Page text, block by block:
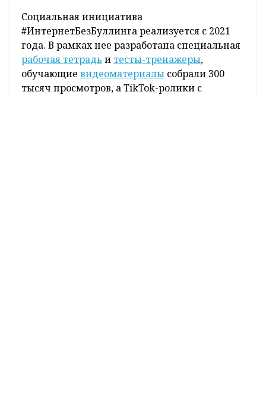
Социальная инициатива
#ИнтернетБезБуллинга реализуется с 2021
года. В рамках нее разработана специальная
рабочая тетрадь и тесты-тренажеры,
обучающие видеоматериалы собрали 300
тысяч просмотров, а TikTok-ролики с